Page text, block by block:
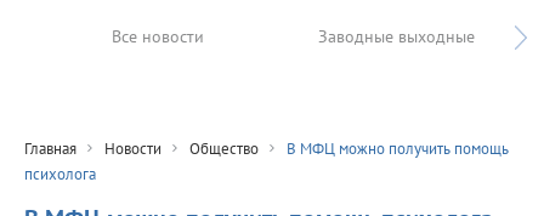
Все новости Заводные выходные
Главная Новости Общество
В МФЦ можно получить помощь
психолога